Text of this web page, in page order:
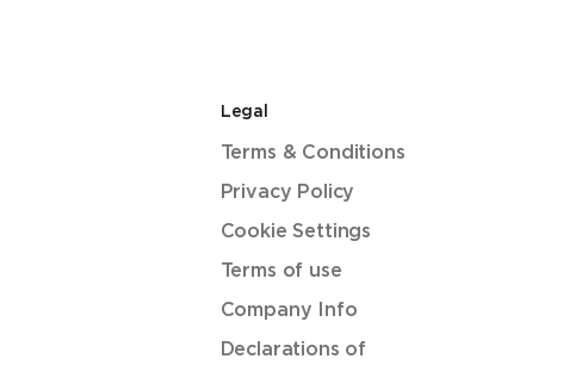
Legal
Terms & Conditions
Privacy Policy
Cookie Settings
Terms of use
Company Info
Declarations of